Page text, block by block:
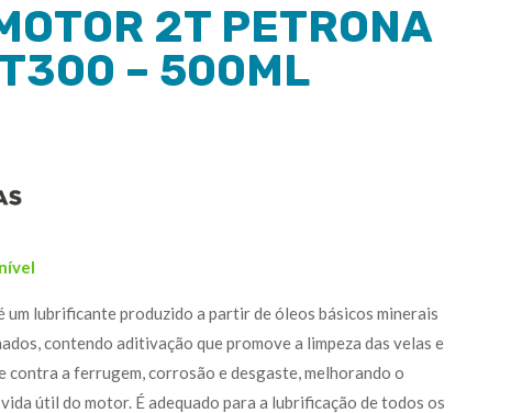
2T PETRONA
– 500ML
um lubrificante produzido a partir de óleos básicos minerais
contendo aditivação que promove a limpeza das velas e
contra a ferrugem, corrosão e desgaste, melhorando o
útil do motor. É adequado para a lubrificação de todos os